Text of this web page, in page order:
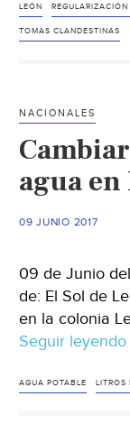
LEÓN
TOMAS CLANDESTINAS
NACIONALES
agua
09 JUNIO 2017
09 de Junio
de: El Sol de
en la colonia
Seguir leyendo
AGUA POTABLE LITROS